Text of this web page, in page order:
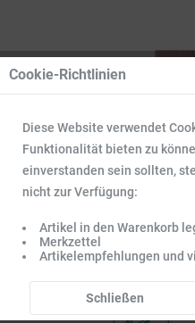
Cookie-Richtlinien
Diese Website verwendet
Funktionalität bieten zu
einverstanden sein sollten,
nicht zur Verfügung:
Artikel in den Warenkorb
Merkzettel
Artikelempfehlungen und
Schließen